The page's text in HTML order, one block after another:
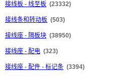
接线板 - 线至板 (23332)
接线条和转动板 (503)
接线座 - 隔板块 (38950)
接线座 - 配电 (323)
接线座 - 配件 - 标记条 (3394)